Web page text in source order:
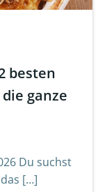
besten
ganze
Du suchst
[…]